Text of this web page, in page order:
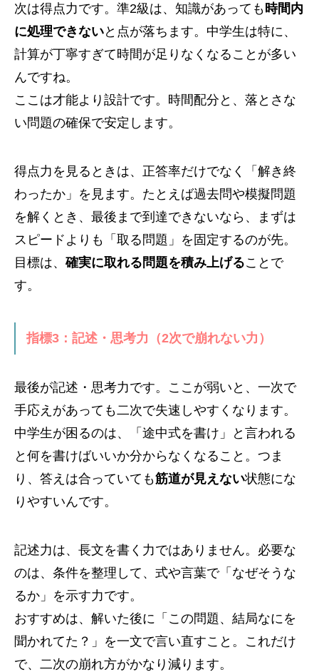
次は得点力です。準2級は、知識があっても 時間内
に処理できないと点が落ちます。中学生は特に、
計算が丁寧すぎて時間が足りなくなることが多い
んですね。
ここは才能より設計です。時間配分と、落とさな
い問題の確保で安定します。
得点力を見るときは、正答率だけでなく「解き終
わったか」を見ます。たとえば過去問や模擬問題
を解くとき、最後まで到達できないなら、まずは
スピードよりも「取る問題」を固定するのが先。
目標は、確実に取れる問題を積み上げることで
す。
指標3：記述・思考力（2次で崩れない力）
最後が記述・思考力です。ここが弱いと、一次で
手応えがあっても二次で失速しやすくなります。
中学生が困るのは、「途中式を書け」と言われる
と何を書けばいいか分からなくなること。つま
り、答えは合っていても筋道が見えない状態にな
りやすいんです。
記述力は、長文を書く力ではありません。必要な
のは、条件を整理して、式や言葉で「なぜそうな
るか」を示す力です。
おすすめは、解いた後に「この問題、結局なにを
聞かれてた？」を一文で言い直すこと。これだけ
で、二次の崩れ方がかなり減ります。